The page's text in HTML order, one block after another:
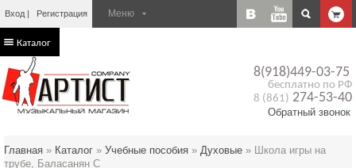
Вход Регистрация
8(918)449-03-75
бесплатно по РФ
8 (861) 274-53-40
Обратный звонок
Каталог
Главная » Каталог » Учебные пособия » Духовые » Школа игры на
трубе, Баласанян С